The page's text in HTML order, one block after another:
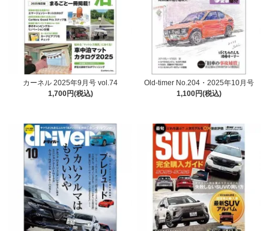
カーネル 2025年9月号 vol.74
1,700円(税込)
Old-timer No.204・2025年10月号
1,100円(税込)